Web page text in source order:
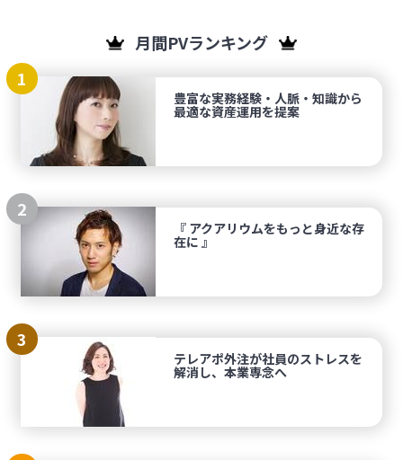
月間PVランキング
1
豊富な実務経験・人脈・知識から
最適な資産運用を提案
2
『 アクアリウムをもっと身近な存
在に 』
3
テレアポ外注が社員のストレスを
解消し、本業専念へ